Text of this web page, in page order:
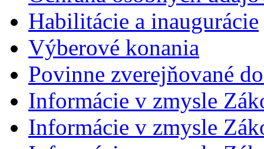
Habilitácie a inaugurácie
Výberové konania
Povinne zverejňované
Informácie v zmysle
Informácie v zmysle